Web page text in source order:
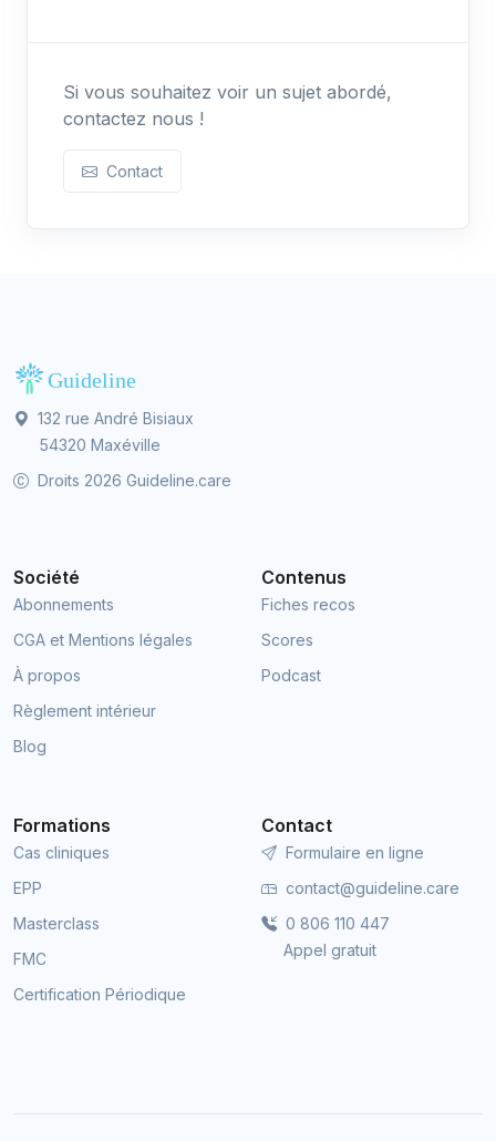
Si vous souhaitez voir un sujet abordé,
contactez nous !
Contact
132 rue André Bisiaux
54320 Maxéville
Droits 2026 Guideline.care
Société
Abonnements
CGA et Mentions légales
À propos
Règlement intérieur
Blog
Contenus
Fiches recos
Scores
Podcast
Formations
Cas cliniques
EPP
Masterclass
FMC
Certification Périodique
Contact
Formulaire en ligne
contact@guideline.care
0 806 110 447
Appel gratuit